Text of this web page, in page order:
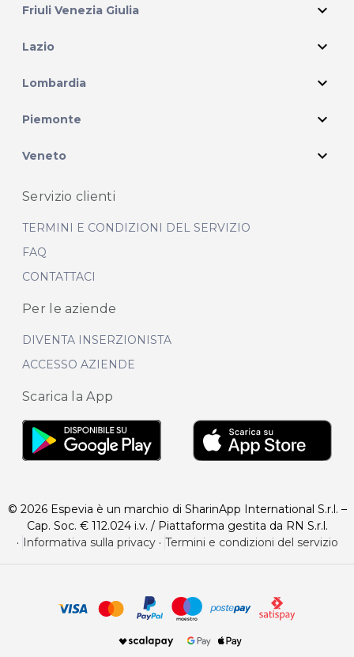
Friuli Venezia Giulia expand_more
Lazio expand_more
Lombardia expand_more
Piemonte expand_more
Veneto expand_more
Servizio clienti
TERMINI E CONDIZIONI DEL SERVIZIO
FAQ
CONTATTACI
Per le aziende
DIVENTA INSERZIONISTA
ACCESSO AZIENDE
Scarica la App
© 2026 Espevia è un marchio di SharinApp International S.r.l. –
Cap. Soc. € 112.024 i.v. / Piattaforma gestita da RN S.r.l.
·
Informativa sulla privacy· Termini e condizioni del servizio